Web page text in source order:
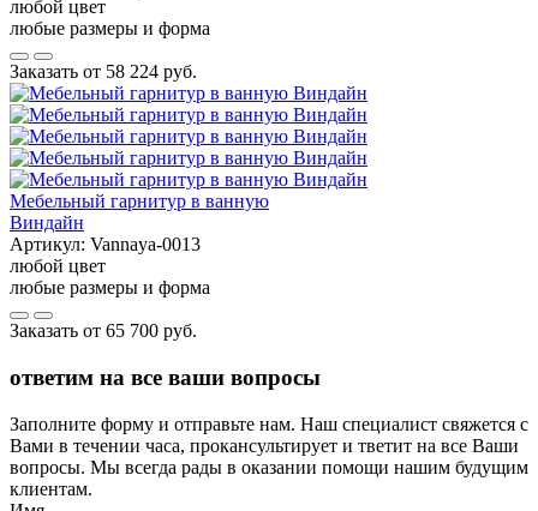
любой цвет
любые размеры и форма
Заказать от 58 224 руб.
Мебельный гарнитур в ванную
Виндайн
Артикул: Vannaya-0013
любой цвет
любые размеры и форма
Заказать от 65 700 руб.
ответим на все ваши вопросы
Заполните форму и отправьте нам. Наш специалист свяжется с
Вами в течении часа, прокансультирует и тветит на все Ваши
вопросы. Мы всегда рады в оказании помощи нашим будущим
клиентам.